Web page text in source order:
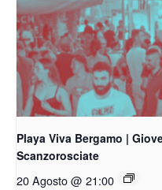
Playa Viva Bergamo |
Scanzorosciate
20 Agosto @ 21:00